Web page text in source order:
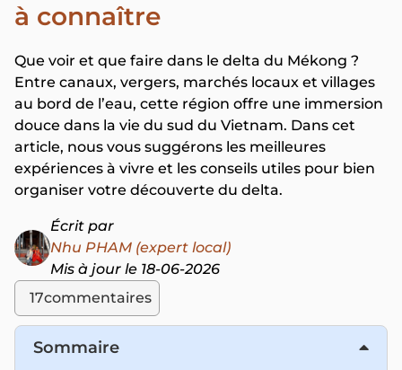
à connaître
Que voir et que faire dans le delta du Mékong ?
Entre canaux, vergers, marchés locaux et villages
au bord de l’eau, cette région offre une immersion
douce dans la vie du sud du Vietnam. Dans cet
article, nous vous suggérons les meilleures
expériences à vivre et les conseils utiles pour bien
organiser votre découverte du delta.
Écrit par
Nhu PHAM (expert local)
Mis à jour le 18-06-2026
17commentaires
Sommaire